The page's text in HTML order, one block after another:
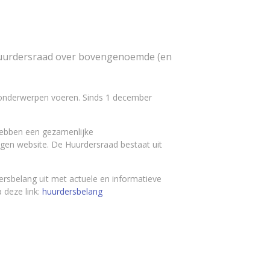
over bovengenoemde (en
voeren. Sinds 1 december
een gezamenlijke
website. De Huurdersraad bestaat uit
uit met actuele en informatieve
link: huurdersbelang